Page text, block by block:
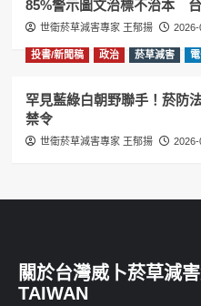
85%警示圖文治標不治本
世衛菸草減害專家 王郁揚 2026-
投書/新聞稿 政治 菸草減害
罕見藍綠白朝野聯手！菸防
禁令
世衛菸草減害專家 王郁揚 2026-
關於台灣威卜菸草減
TAIWAN